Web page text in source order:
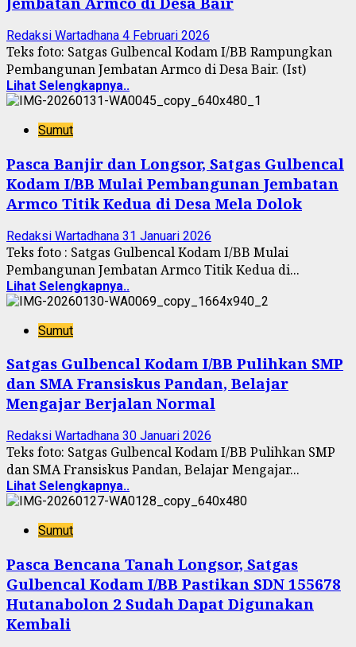
Redaksi Wartadhana 4 Februari 2026
Teks foto: Satgas Gulbencal Kodam I/BB Rampungkan
Pembangunan Jembatan Armco di Desa Bair. (Ist)
Lihat Selengkapnya..
Sumut
Pasca Banjir dan Longsor, Satgas Gulbencal
Kodam I/BB Mulai Pembangunan Jembatan
Armco Titik Kedua di Desa Mela Dolok
Redaksi Wartadhana 31 Januari 2026
Teks foto : Satgas Gulbencal Kodam I/BB Mulai
Pembangunan Jembatan Armco Titik Kedua di...
Lihat Selengkapnya..
Sumut
Satgas Gulbencal Kodam I/BB Pulihkan SMP
dan SMA Fransiskus Pandan, Belajar
Mengajar Berjalan Normal
Redaksi Wartadhana 30 Januari 2026
Teks foto: Satgas Gulbencal Kodam I/BB Pulihkan SMP
dan SMA Fransiskus Pandan, Belajar Mengajar...
Lihat Selengkapnya..
Sumut
Pasca Bencana Tanah Longsor, Satgas
Gulbencal Kodam I/BB Pastikan SDN 155678
Hutanabolon 2 Sudah Dapat Digunakan
Kembali